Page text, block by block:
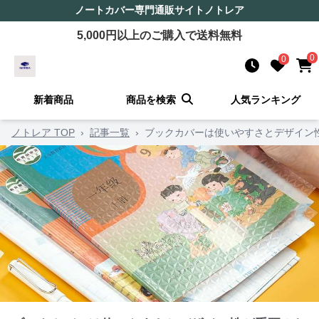
ノートカバー専門通販サイト ノトレア
5,000円以上のご購入で送料無料
0 0
新着商品 商品を検索 人気ランキング
ノトレア TOP › 記事一覧 › ブックカバーは使いやすさとデザイ